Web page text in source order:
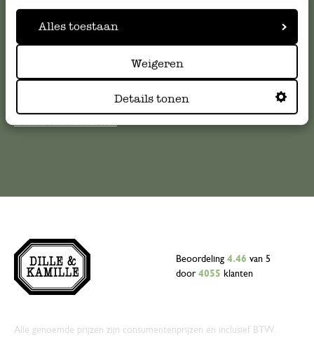
Alles toestaan
Weigeren
Details tonen
klantenservice. Of bekijk hier het antwoord op de
meestgestelde vragen
klantenservice@dille-kamille.com
Beoordeling 4.46 van 5
door 4055 klanten
Alle genoemde prijzen zijn consumentenprijzen en inclusief BTW.